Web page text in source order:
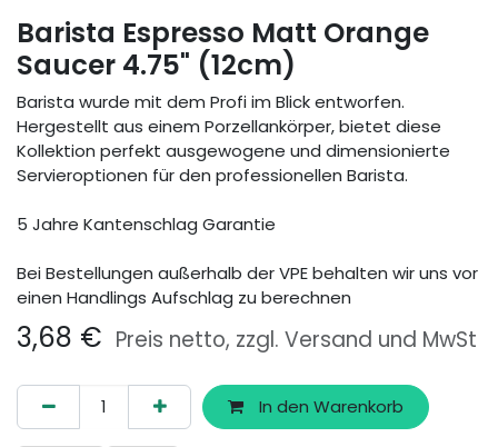
Barista Espresso Matt Orange
Saucer 4.75" (12cm)
Barista wurde mit dem Profi im Blick entworfen.
Hergestellt aus einem Porzellankörper, bietet diese
Kollektion perfekt ausgewogene und dimensionierte
Servieroptionen für den professionellen Barista.
5 Jahre Kantenschlag Garantie
Bei Bestellungen außerhalb der VPE behalten wir uns vor
einen Handlings Aufschlag zu berechnen
3,68 € Preis netto, zzgl. Versand und MwSt
In den Warenkorb